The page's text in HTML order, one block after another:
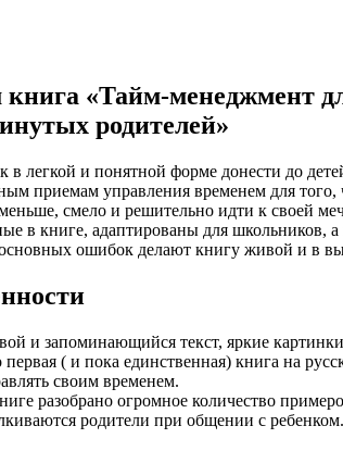
«Тайм-менеджмент
родителей»
в легкой и понятной форме донести до
приемам управления временем для того,
меньше, смело и решительно идти к своей
в книге, адаптированы для школьников,
ошибок делают книгу живой и в
и запоминающийся текст, яркие
первая ( и пока единственная) книга на
своим временем.
разобрано огромное количество
родители при общении с ребенком.